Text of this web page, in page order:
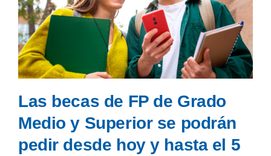
Las becas de FP de Grado
Medio y Superior se podrán
pedir desde hoy y hasta el 5